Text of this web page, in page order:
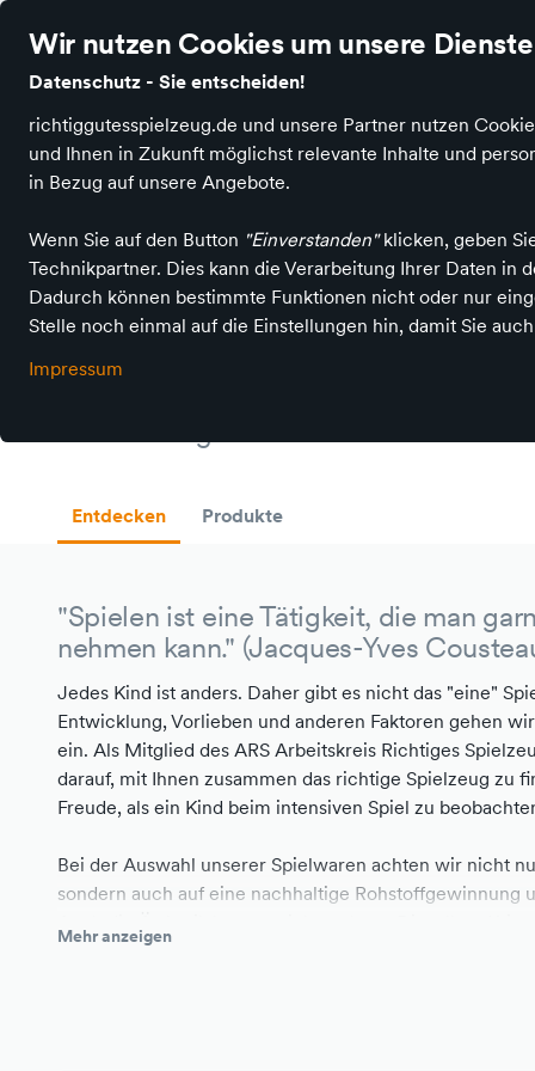
Wir nutzen Cookies um unsere
Datenschutz - Sie entscheiden!
richtiggutesspielzeug.de und unsere Partner nutzen
und Ihnen in Zukunft möglichst relevante Inhalte und
in Bezug auf unsere Angebote.
Wenn Sie auf den Button "Einverstanden"klicken, geben
Technikpartner. Dies kann die Verarbeitung Ihrer Daten in
Dadurch können bestimmte Funktionen nicht oder nur
Stelle noch einmal auf die Einstellungen hin, damit Sie
Impressum
Produktkategorien Spiele
Spielwaren, Schulbedarf und Ranzenberatung
Drachenstube -
Entdecken Produkte
"Spielen ist eine Tätigkeit, die man
nehmen kann." (Jacques-Yves
Jedes Kind ist anders. Daher gibt es nicht das "eine"
Entwicklung, Vorlieben und anderen Faktoren gehen
ein. Als Mitglied des ARS Arbeitskreis Richtiges
darauf, mit Ihnen zusammen das richtige Spielzeug zu
Freude, als ein Kind beim intensiven Spiel zu
Bei der Auswahl unserer Spielwaren achten wir nicht
sondern auch auf eine nachhaltige Rohstoffgewinnung
Kinderbekleidung an. Daher tragen alle Textilien das
Seit März 2023 sind wir zusätzlich Mitglied in der
Mehr anzeigen